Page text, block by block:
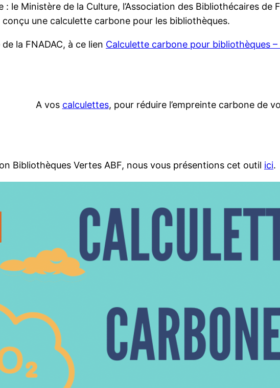
: le Ministère de la Culture, l’Association des Bibliothécaires de
une calculette carbone pour les bibliothèques.
la FNADAC, à ce lien Calculette carbone pour bibliothèques –
A vos calculettes, pour réduire l’empreinte carbone de
Bibliothèques Vertes ABF, nous vous présentions cet outil ici.